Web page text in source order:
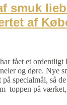
smuk
af
fået et
og døre. Nye
specialmål, så
toppen på